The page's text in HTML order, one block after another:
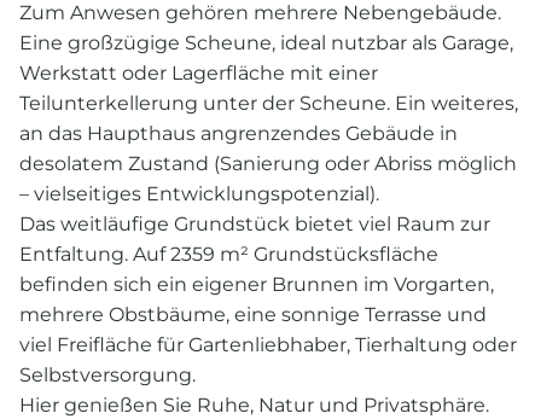
Zum Anwesen gehören mehrere Nebengebäude.
Eine großzügige Scheune, ideal nutzbar als Garage,
Werkstatt oder Lagerfläche mit einer
Teilunterkellerung unter der Scheune. Ein weiteres,
an das Haupthaus angrenzendes Gebäude in
desolatem Zustand (Sanierung oder Abriss möglich
– vielseitiges Entwicklungspotenzial).
Das weitläufige Grundstück bietet viel Raum zur
Entfaltung. Auf 2359 m² Grundstücksfläche
befinden sich ein eigener Brunnen im Vorgarten,
mehrere Obstbäume, eine sonnige Terrasse und
viel Freifläche für Gartenliebhaber, Tierhaltung oder
Selbstversorgung.
Hier genießen Sie Ruhe, Natur und Privatsphäre.